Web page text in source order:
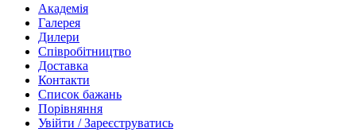
Академія
Галерея
Дилери
Cпівробітництво
Доставка
Контакти
Список бажань
Порівняння
Увійти / Зареєструватись